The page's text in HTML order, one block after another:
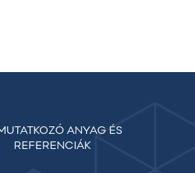
ANYAG ÉS
REFERENCIÁK